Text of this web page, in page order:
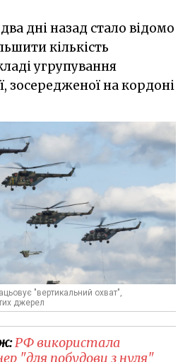
дні назад стало відомо
кількість
угрупування
зосередженої на кордоні
"вертикальний охват",
джерел
РФ використала
"для побудови з нуля"